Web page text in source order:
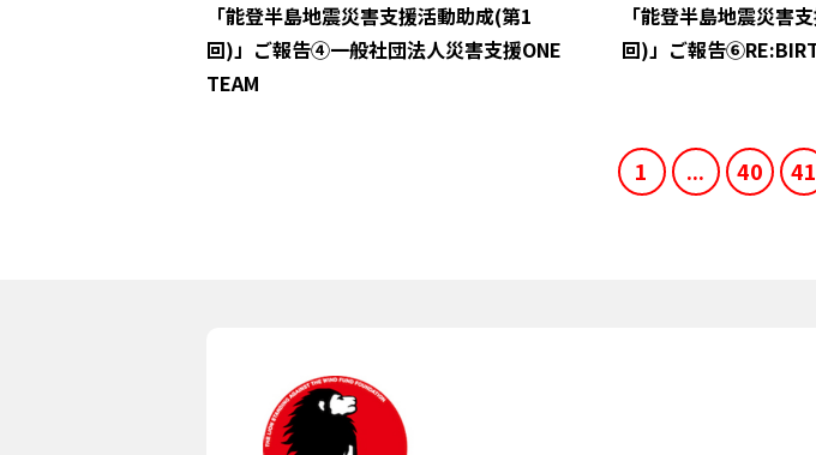
「能登半島地震災害支援活動助成(第1
回)」ご報告④一般社団法人災害支援ONE
TEAM
「能登半島地震災害
回)」ご報告
1 ... 40 41